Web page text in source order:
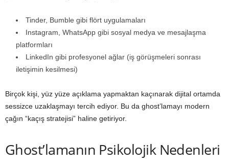
Tinder, Bumble gibi flört uygulamaları
Instagram, WhatsApp gibi sosyal medya ve mesajlaşma
platformları
LinkedIn gibi profesyonel ağlar (iş görüşmeleri sonrası
iletişimin kesilmesi)
Birçok kişi, yüz yüze açıklama yapmaktan kaçınarak dijital ortamda
sessizce uzaklaşmayı tercih ediyor. Bu da ghost’lamayı modern
çağın “kaçış stratejisi” haline getiriyor.
Ghost’lamanın Psikolojik Nedenleri